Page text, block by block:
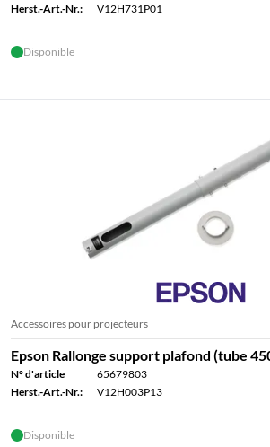
Herst.-Art.-Nr.:
V12H731P01
Disponible
Accessoires pour projecteurs
Epson Rallonge support plafond (tube
N° d'article
65679803
Herst.-Art.-Nr.:
V12H003P13
Disponible